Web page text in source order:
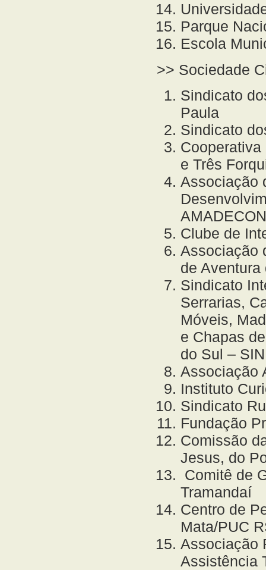
Parque
Escola
>> Sociedade
Sindicato
Paula
Sindicato
Cooperativa
e Três
Associação
AMADECON
Clube de
Associação
de Aventura
Sindicato
Serrarias,
Móveis,
e Chapas
do Sul –
Associação
Instituto
Sindicato
Fundação
Comissão
Jesus, do
Comitê de
Tramandaí
Centro de
Mata/PUC
Associação
Assistência